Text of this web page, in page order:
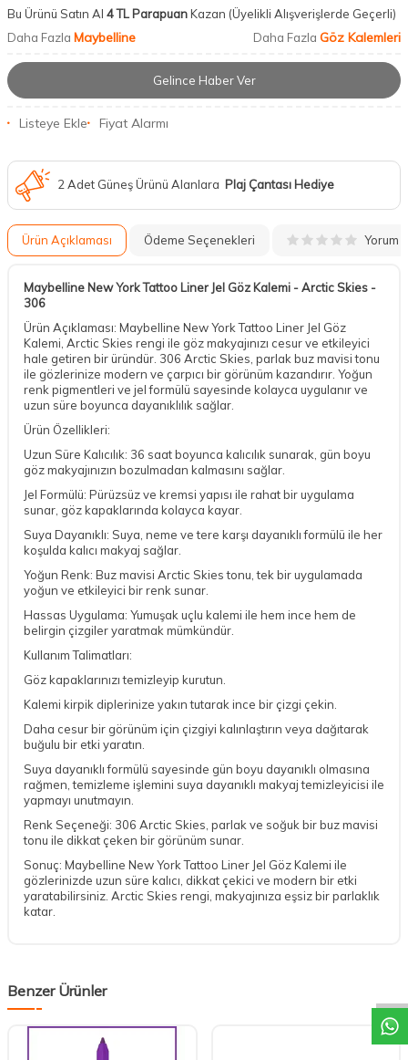
Bu Ürünü Satın Al 4 TL ParapuanKazan (Üyelikli Alışverişlerde Geçerli)
Daha Fazla Maybelline Daha Fazla Göz Kalemleri
Gelince Haber Ver
Listeye Ekle Fiyat Alarmı
2 Adet Güneş Ürünü Alanlara Plaj Çantası Hediye
Ürün Açıklaması Ödeme Seçenekleri Yorum
Maybelline New York Tattoo Liner Jel Göz Kalemi - Arctic Skies -
306
Ürün Açıklaması: Maybelline New York Tattoo Liner Jel Göz
Kalemi, Arctic Skies rengi ile göz makyajınızı cesur ve etkileyici
hale getiren bir üründür. 306 Arctic Skies, parlak buz mavisi tonu
ile gözlerinize modern ve çarpıcı bir görünüm kazandırır. Yoğun
renk pigmentleri ve jel formülü sayesinde kolayca uygulanır ve
uzun süre boyunca dayanıklılık sağlar.
Ürün Özellikleri:
Uzun Süre Kalıcılık: 36 saat boyunca kalıcılık sunarak, gün boyu
göz makyajınızın bozulmadan kalmasını sağlar.
Jel Formülü: Pürüzsüz ve kremsi yapısı ile rahat bir uygulama
sunar, göz kapaklarında kolayca kayar.
Suya Dayanıklı: Suya, neme ve tere karşı dayanıklı formülü ile her
koşulda kalıcı makyaj sağlar.
Yoğun Renk: Buz mavisi Arctic Skies tonu, tek bir uygulamada
yoğun ve etkileyici bir renk sunar.
Hassas Uygulama: Yumuşak uçlu kalemi ile hem ince hem de
belirgin çizgiler yaratmak mümkündür.
Kullanım Talimatları:
Göz kapaklarınızı temizleyip kurutun.
Kalemi kirpik diplerinize yakın tutarak ince bir çizgi çekin.
Daha cesur bir görünüm için çizgiyi kalınlaştırın veya dağıtarak
buğulu bir etki yaratın.
Suya dayanıklı formülü sayesinde gün boyu dayanıklı olmasına
rağmen, temizleme işlemini suya dayanıklı makyaj temizleyicisi ile
yapmayı unutmayın.
Renk Seçeneği: 306 Arctic Skies, parlak ve soğuk bir buz mavisi
tonu ile dikkat çeken bir görünüm sunar.
Sonuç: Maybelline New York Tattoo Liner Jel Göz Kalemi ile
gözlerinizde uzun süre kalıcı, dikkat çekici ve modern bir etki
yaratabilirsiniz. Arctic Skies rengi, makyajınıza eşsiz bir parlaklık
katar.
Benzer Ürünler